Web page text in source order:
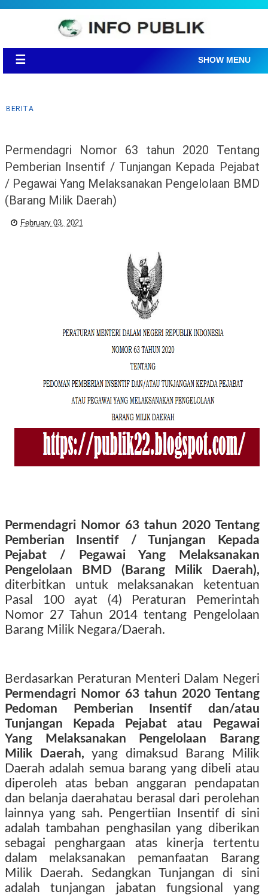
☰ SHOW MENU
BERITA
Permendagri Nomor 63 tahun 2020 Tentang
Pemberian Insentif / Tunjangan Kepada Pejabat
/ Pegawai Yang Melaksanakan Pengelolaan BMD
(Barang Milik Daerah)
February 03, 2021
Permendagri Nomor 63 tahun 2020 Tentang
Pemberian Insentif / Tunjangan Kepada
Pejabat / Pegawai Yang Melaksanakan
Pengelolaan BMD (Barang Milik Daerah),
diterbitkan untuk melaksanakan ketentuan
Pasal 100 ayat (4) Peraturan Pemerintah
Nomor 27 Tahun 2014 tentang Pengelolaan
Barang Milik Negara/Daerah.
Berdasarkan Peraturan Menteri Dalam Negeri
Permendagri Nomor 63 tahun 2020 Tentang
Pedoman Pemberian Insentif dan/atau
Tunjangan Kepada Pejabat atau Pegawai
Yang Melaksanakan Pengelolaan Barang
Milik Daerah,yang dimaksud Barang Milik
Daerah adalah semua barang yang dibeli atau
diperoleh atas beban anggaran pendapatan
dan belanja daerahatau berasal dari perolehan
lainnya yang sah. Pengertiian Insentif di sini
adalah tambahan penghasilan yang diberikan
sebagai penghargaan atas kinerja tertentu
dalam melaksanakan pemanfaatan Barang
Milik Daerah. Sedangkan Tunjangan di sini
adalah tunjangan jabatan fungsional yang